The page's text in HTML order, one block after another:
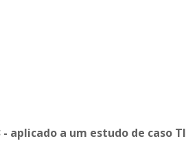
- aplicado a um estudo de caso TI